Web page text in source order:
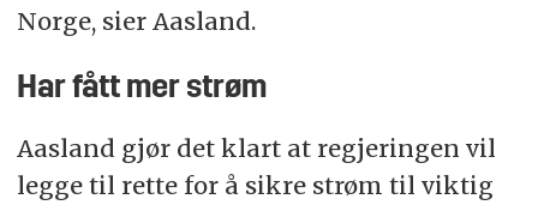
Norge, sier Aasland.
Har fått mer strøm
Aasland gjør det klart at regjeringen vil
legge til rette for å sikre strøm til viktig